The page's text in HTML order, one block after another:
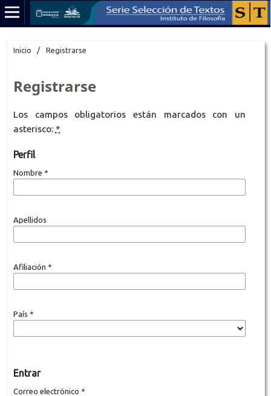
Inicio / Registrarse
Registrarse
Los campos obligatorios están marcados con un
asterisco: *
Perfil
Nombre *
Apellidos
Afiliación *
País *
Entrar
Correo electrónico *